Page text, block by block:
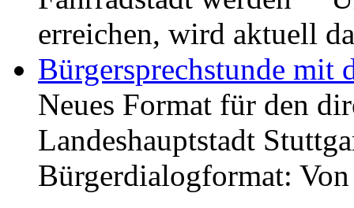
erreichen, wird aktuell
Bürgersprechstunde mit
Neues Format für den
Landeshauptstadt
Bürgerdialogformat: